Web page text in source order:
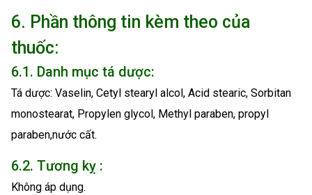
6. Phần thông tin kèm theo của
thuốc:
6.1. Danh mục tá dược:
Tá dược: Vaselin, Cetyl stearyl alcol, Acid stearic, Sorbitan
monostearat, Propylen glycol, Methyl paraben, propyl
paraben,nước cất.
6.2. Tương kỵ :
Không áp dụng.